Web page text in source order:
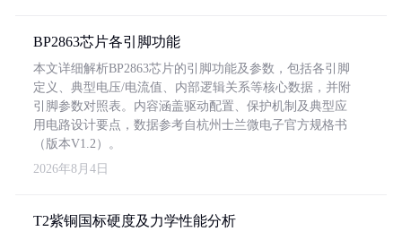
BP2863芯片各引脚功能
本文详细解析BP2863芯片的引脚功能及参数，包括各引脚
定义、典型电压/电流值、内部逻辑关系等核心数据，并附
引脚参数对照表。内容涵盖驱动配置、保护机制及典型应
用电路设计要点，数据参考自杭州士兰微电子官方规格书
（版本V1.2）。
2026年8月4日
T2紫铜国标硬度及力学性能分析